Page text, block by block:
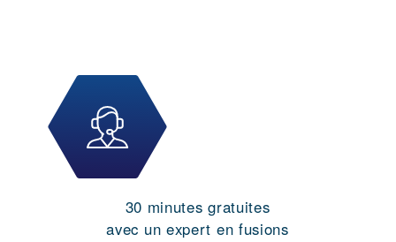
30 minutes gratuites
avec un expert en fusions